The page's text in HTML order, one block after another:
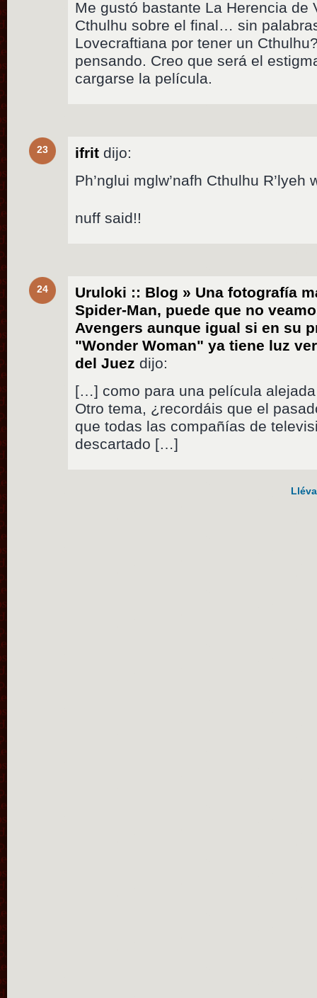
Me gustó bastante La Herencia de
Cthulhu sobre el final… sin
Lovecraftiana por tener un
pensando. Creo que será el
cargarse la película.
23 ifrit dijo:
Ph’nglui mglw’nafh Cthulhu R’lyeh
nuff said!!
24
Uruloki :: Blog » Una fotografía
Spider-Man, puede que no
Avengers aunque igual si en su
"Wonder Woman" ya tiene luz
del Juezdijo:
[…] como para una película
Otro tema, ¿recordáis que el
que todas las compañías de
descartado […]